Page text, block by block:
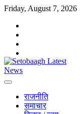
Skip
content
Friday, August 7, 2026
राजनीति
समाचार